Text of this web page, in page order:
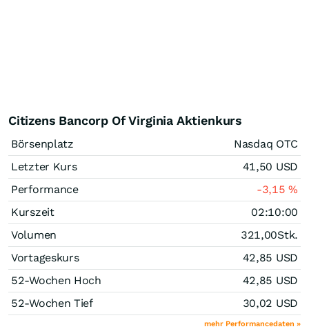
Citizens Bancorp Of Virginia Aktienkurs
Börsenplatz
Nasdaq OTC
Letzter Kurs
41,50 USD
Performance
-3,15%
Kurszeit
02:10:00
Volumen
321,00Stk.
Vortageskurs
42,85 USD
52-Wochen Hoch
42,85 USD
52-Wochen Tief
30,02 USD
mehr Performancedaten »